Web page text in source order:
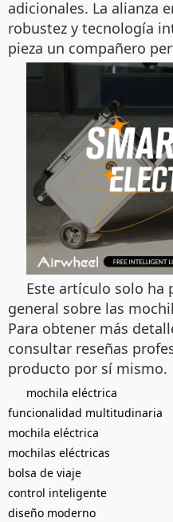
adicionales. La alianza
robustez y tecnología
pieza un compañero
Este artículo solo ha
general sobre las
Para obtener más
consultar reseñas
producto por sí mismo.
mochila eléctrica
funcionalidad multitudinaria
mochila eléctrica
mochilas eléctricas
bolsa de viaje
control inteligente
diseño moderno